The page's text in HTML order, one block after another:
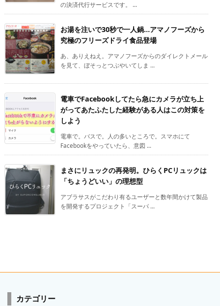
の決済代行サービスです。 ...
お湯を注いで30秒で一人鍋…アマノフーズから
究極のフリーズドライ食品登場
あ、ありえねえ。アマノフーズからのダイレクトメール
を見て、ぼそっとつぶやいてしま ...
電車でFacebookしてたら急にカメラが立ち上
がってあたふたした経験がある人はこの対策を
しよう
電車で。バスで。人の多いところで。スマホにて
Facebookをやっていたら、意図 ...
まさにリュックの再発明。ひらくPCリュックは
「ちょうどいい」の理想型
アブラサスがこだわり有るユーザーと数年間かけて製品
を開発するプロジェクト「スーパ ...
カテゴリー